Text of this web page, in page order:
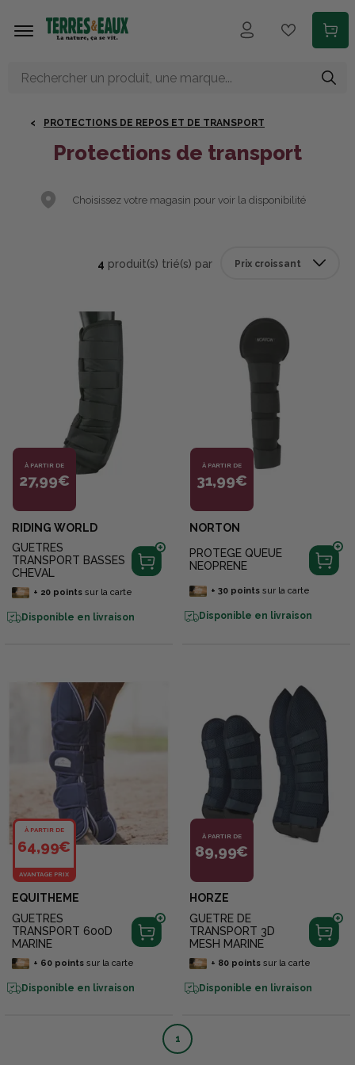
PROTECTIONS DE REPOS ET DE TRANSPORT
Protections de transport
Choisissez votre magasin pour voir la disponibilité
4 produit(s) trié(s) par
À PARTIR DE
27,99€
RIDING WORLD
GUETRES
TRANSPORT BASSES
CHEVAL
+ 20pointssur la carte
Disponible en livraison
À PARTIR DE
31,99€
NORTON
PROTEGE QUEUE
NEOPRENE
+ 30pointssur la carte
Disponible en livraison
À PARTIR DE
64,99€
AVANTAGE PRIX
EQUITHEME
GUETRES
TRANSPORT 600D
MARINE
+ 60pointssur la carte
Disponible en livraison
À PARTIR DE
89,99€
HORZE
GUETRE DE
TRANSPORT 3D
MESH MARINE
+ 80pointssur la carte
Disponible en livraison
1